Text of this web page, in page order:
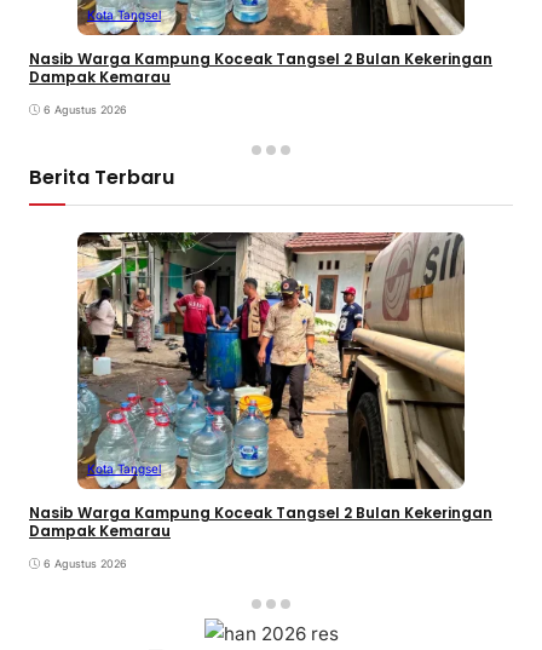
Kota Tangsel
Nasib Warga Kampung Koceak Tangsel 2 Bulan Kekeringan
Dampak Kemarau
6 Agustus 2026
Berita Terbaru
Kota Tangsel
Nasib Warga Kampung Koceak Tangsel 2 Bulan Kekeringan
Dampak Kemarau
6 Agustus 2026